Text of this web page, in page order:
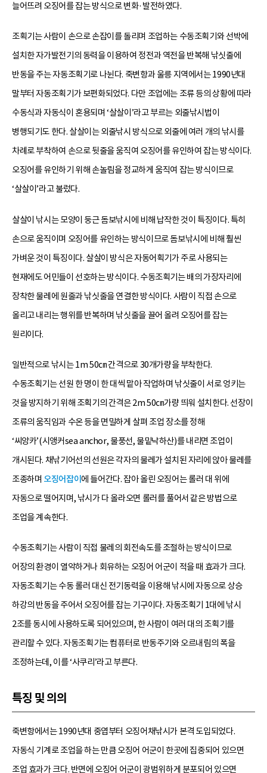
늘어뜨려 오징어를 잡는 방식으로 변화·발전하였다.
조획기는 사람이 손으로 손잡이를 돌리며 조업하는 수동조획기와 선박에
설치한 자가발전기의 동력을 이용하여 정전과 역전을 반복해 낚싯줄에
반동을 주는 자동조획기로 나뉜다. 죽변항과 울릉 지역에서는 1990년대
말부터 자동조획기가 보편화되었다. 다만 조업에는 조류 등의 상황에 따라
수동식과 자동식이 혼용되며 ‘살살이’라고 부르는 외줄낚시법이
병행되기도 한다. 살살이는 외줄낚시 방식으로 외줄에 여러 개의 낚시를
차례로 부착하여 손으로 뒷줄을 움직여 오징어를 유인하여 잡는 방식이다.
오징어를 유인하기 위해 손놀림을 정교하게 움직여 잡는 방식이므로
‘살살이’라고 불렀다.
살살이 낚시는 모양이 둥근 돔보낚시에 비해 납작한 것이 특징이다. 특히
손으로 움직이며 오징어를 유인하는 방식이므로 돔보낚시에 비해 훨씬
가벼운 것이 특징이다. 살살이 방식은 자동어획기가 주로 사용되는
현재에도 어민들이 선호하는 방식이다. 수동조획기는 배의 가장자리에
장착한 물레에 원줄과 낚싯줄을 연결한 방식이다. 사람이 직접 손으로
올리고 내리는 행위를 반복하며 낚싯줄을 끌어 올려 오징어를 잡는
원리이다.
일반적으로 낚시는 1m 50㎝ 간격으로 30개가량을 부착한다.
수동조획기는 선원 한 명이 한 대씩 맡아 작업하며 낚싯줄이 서로 엉키는
것을 방지하기 위해 조획기의 간격은 2m 50㎝가량 띄워 설치한다. 선장이
조류의 움직임과 수온 등을 면밀하게 살펴 조업 장소를 정해
‘씨앙카’(시앵커sea anchor, 물풍선, 물밑낙하산)를 내리면 조업이
개시된다. 채낚기어선의 선원은 각자의 물레가 설치된 자리에 앉아 물레를
조종하며 오징어잡이 에 들어간다. 잡아 올린 오징어는 롤러 대 위에
자동으로 떨어지며, 낚시가 다 올라오면 롤러를 풀어서 같은 방법으로
조업을 계속한다.
수동조획기는 사람이 직접 물레의 회전속도를 조절하는 방식이므로
어장의 환경이 열악하거나 회유하는 오징어 어군이 적을 때 효과가 크다.
자동조획기는 수동 롤러 대신 전기동력을 이용해 낚시에 자동으로 상승
하강의 반동을 주어서 오징어를 잡는 기구이다. 자동조획기 1대에 낚시
2조를 동시에 사용하도록 되어있으며, 한 사람이 여러 대의 조획기를
관리할 수 있다. 자동조획기는 컴퓨터로 반동주기와 오르내림의 폭을
조정하는데, 이를 ‘사쿠리’라고 부른다.
특징 및 의의
죽변항에서는 1990년대 중엽부터 오징어채낚시가 본격 도입되었다.
자동식 기계로 조업을 하는 만큼 오징어 어군이 한곳에 집중되어 있으면
조업 효과가 크다. 반면에 오징어 어군이 광범위하게 분포되어 있으면